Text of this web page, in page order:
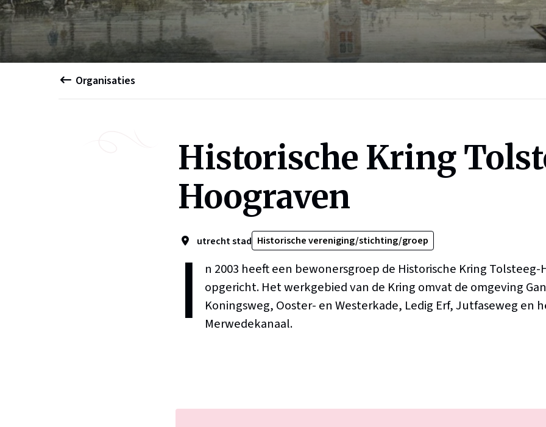
Organisaties
Historische Kring
Hoograven
utrecht stad Historische vereniging/stichting/groep
I
n 2003 heeft een bewonersgroep de Historische Kring
opgericht. Het werkgebied van de Kring omvat de omgeving
Koningsweg, Ooster- en Westerkade, Ledig Erf, Jutfaseweg en
Merwedekanaal.